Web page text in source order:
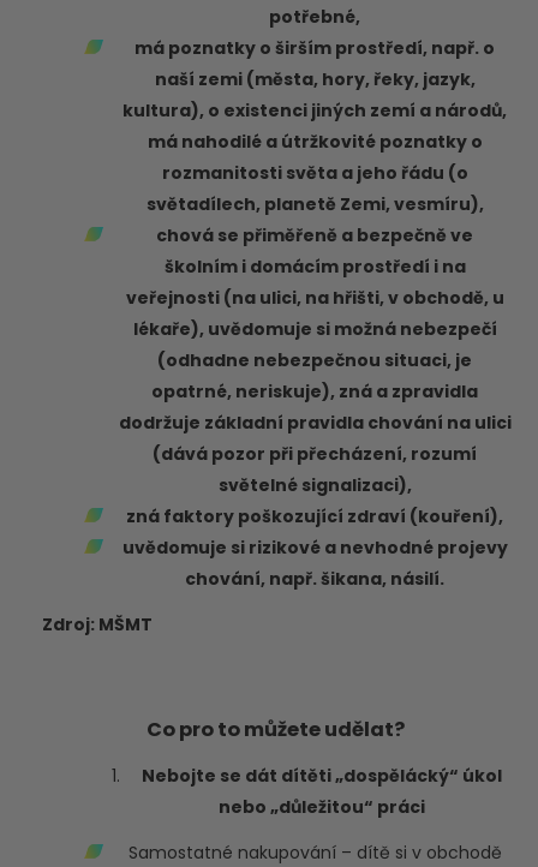
potřebné,
má poznatky o širším prostředí, např. o
naší zemi (města, hory, řeky, jazyk,
kultura), o existenci jiných zemí a národů,
má nahodilé a útržkovité poznatky o
rozmanitosti světa a jeho řádu (o
světadílech, planetě Zemi, vesmíru),
chová se přiměřeně a bezpečně ve
školním i domácím prostředí i na
veřejnosti (na ulici, na hřišti, v obchodě, u
lékaře), uvědomuje si možná nebezpečí
(odhadne nebezpečnou situaci, je
opatrné, neriskuje), zná a zpravidla
dodržuje základní pravidla chování na ulici
(dává pozor při přecházení, rozumí
světelné signalizaci),
zná faktory poškozující zdraví (kouření),
uvědomuje si rizikové a nevhodné projevy
chování, např. šikana, násilí.
Zdroj: MŠMT
Co pro to můžete udělat?
Nebojte se dát dítěti „dospělácký“ úkol
nebo „důležitou“ práci
Samostatné nakupování – dítě si v obchodě